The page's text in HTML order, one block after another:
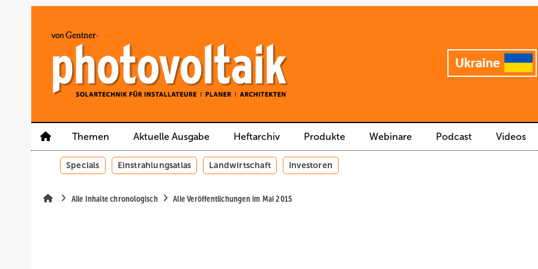
Themen Aktuelle Ausgabe Heftarchiv Produkte Webinare Podcast Videos
Specials Einstrahlungsatlas Landwirtschaft Investoren
Alle Inhalte chronologisch Alle Veröffentlichungen im Mai 2015